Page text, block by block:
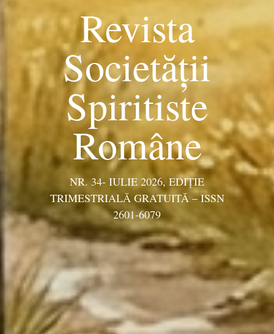
Revista
Societății
Spiritiste
Române
NR. 34- IULIE 2026, EDIŢIE
TRIMESTRIALĂ GRATUITĂ – ISSN
2601-6079